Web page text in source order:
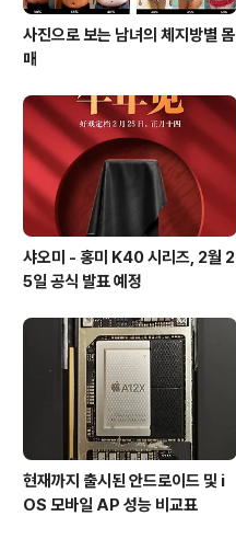
사진으로 보는 남녀의 체지방별 몸
매
샤오미 - 홍미 K40 시리즈, 2월 2
5일 공식 발표 예정
현재까지 출시된 안드로이드 및 i
OS 모바일 AP 성능 비교표